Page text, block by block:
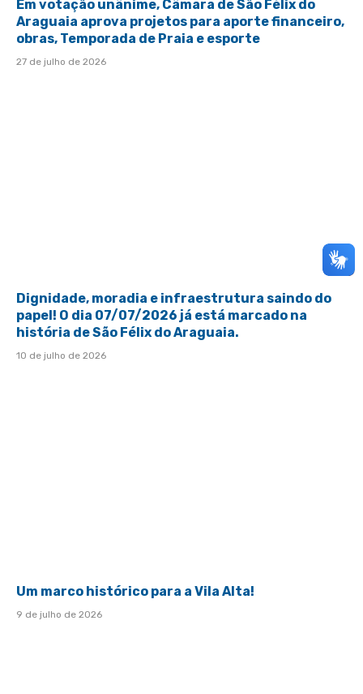
Em votação unânime, Câmara de São Félix do
Araguaia aprova projetos para aporte financeiro,
obras, Temporada de Praia e esporte
27 de julho de 2026
Dignidade, moradia e infraestrutura saindo do
papel! O dia 07/07/2026 já está marcado na
história de São Félix do Araguaia.
10 de julho de 2026
Um marco histórico para a Vila Alta!
9 de julho de 2026